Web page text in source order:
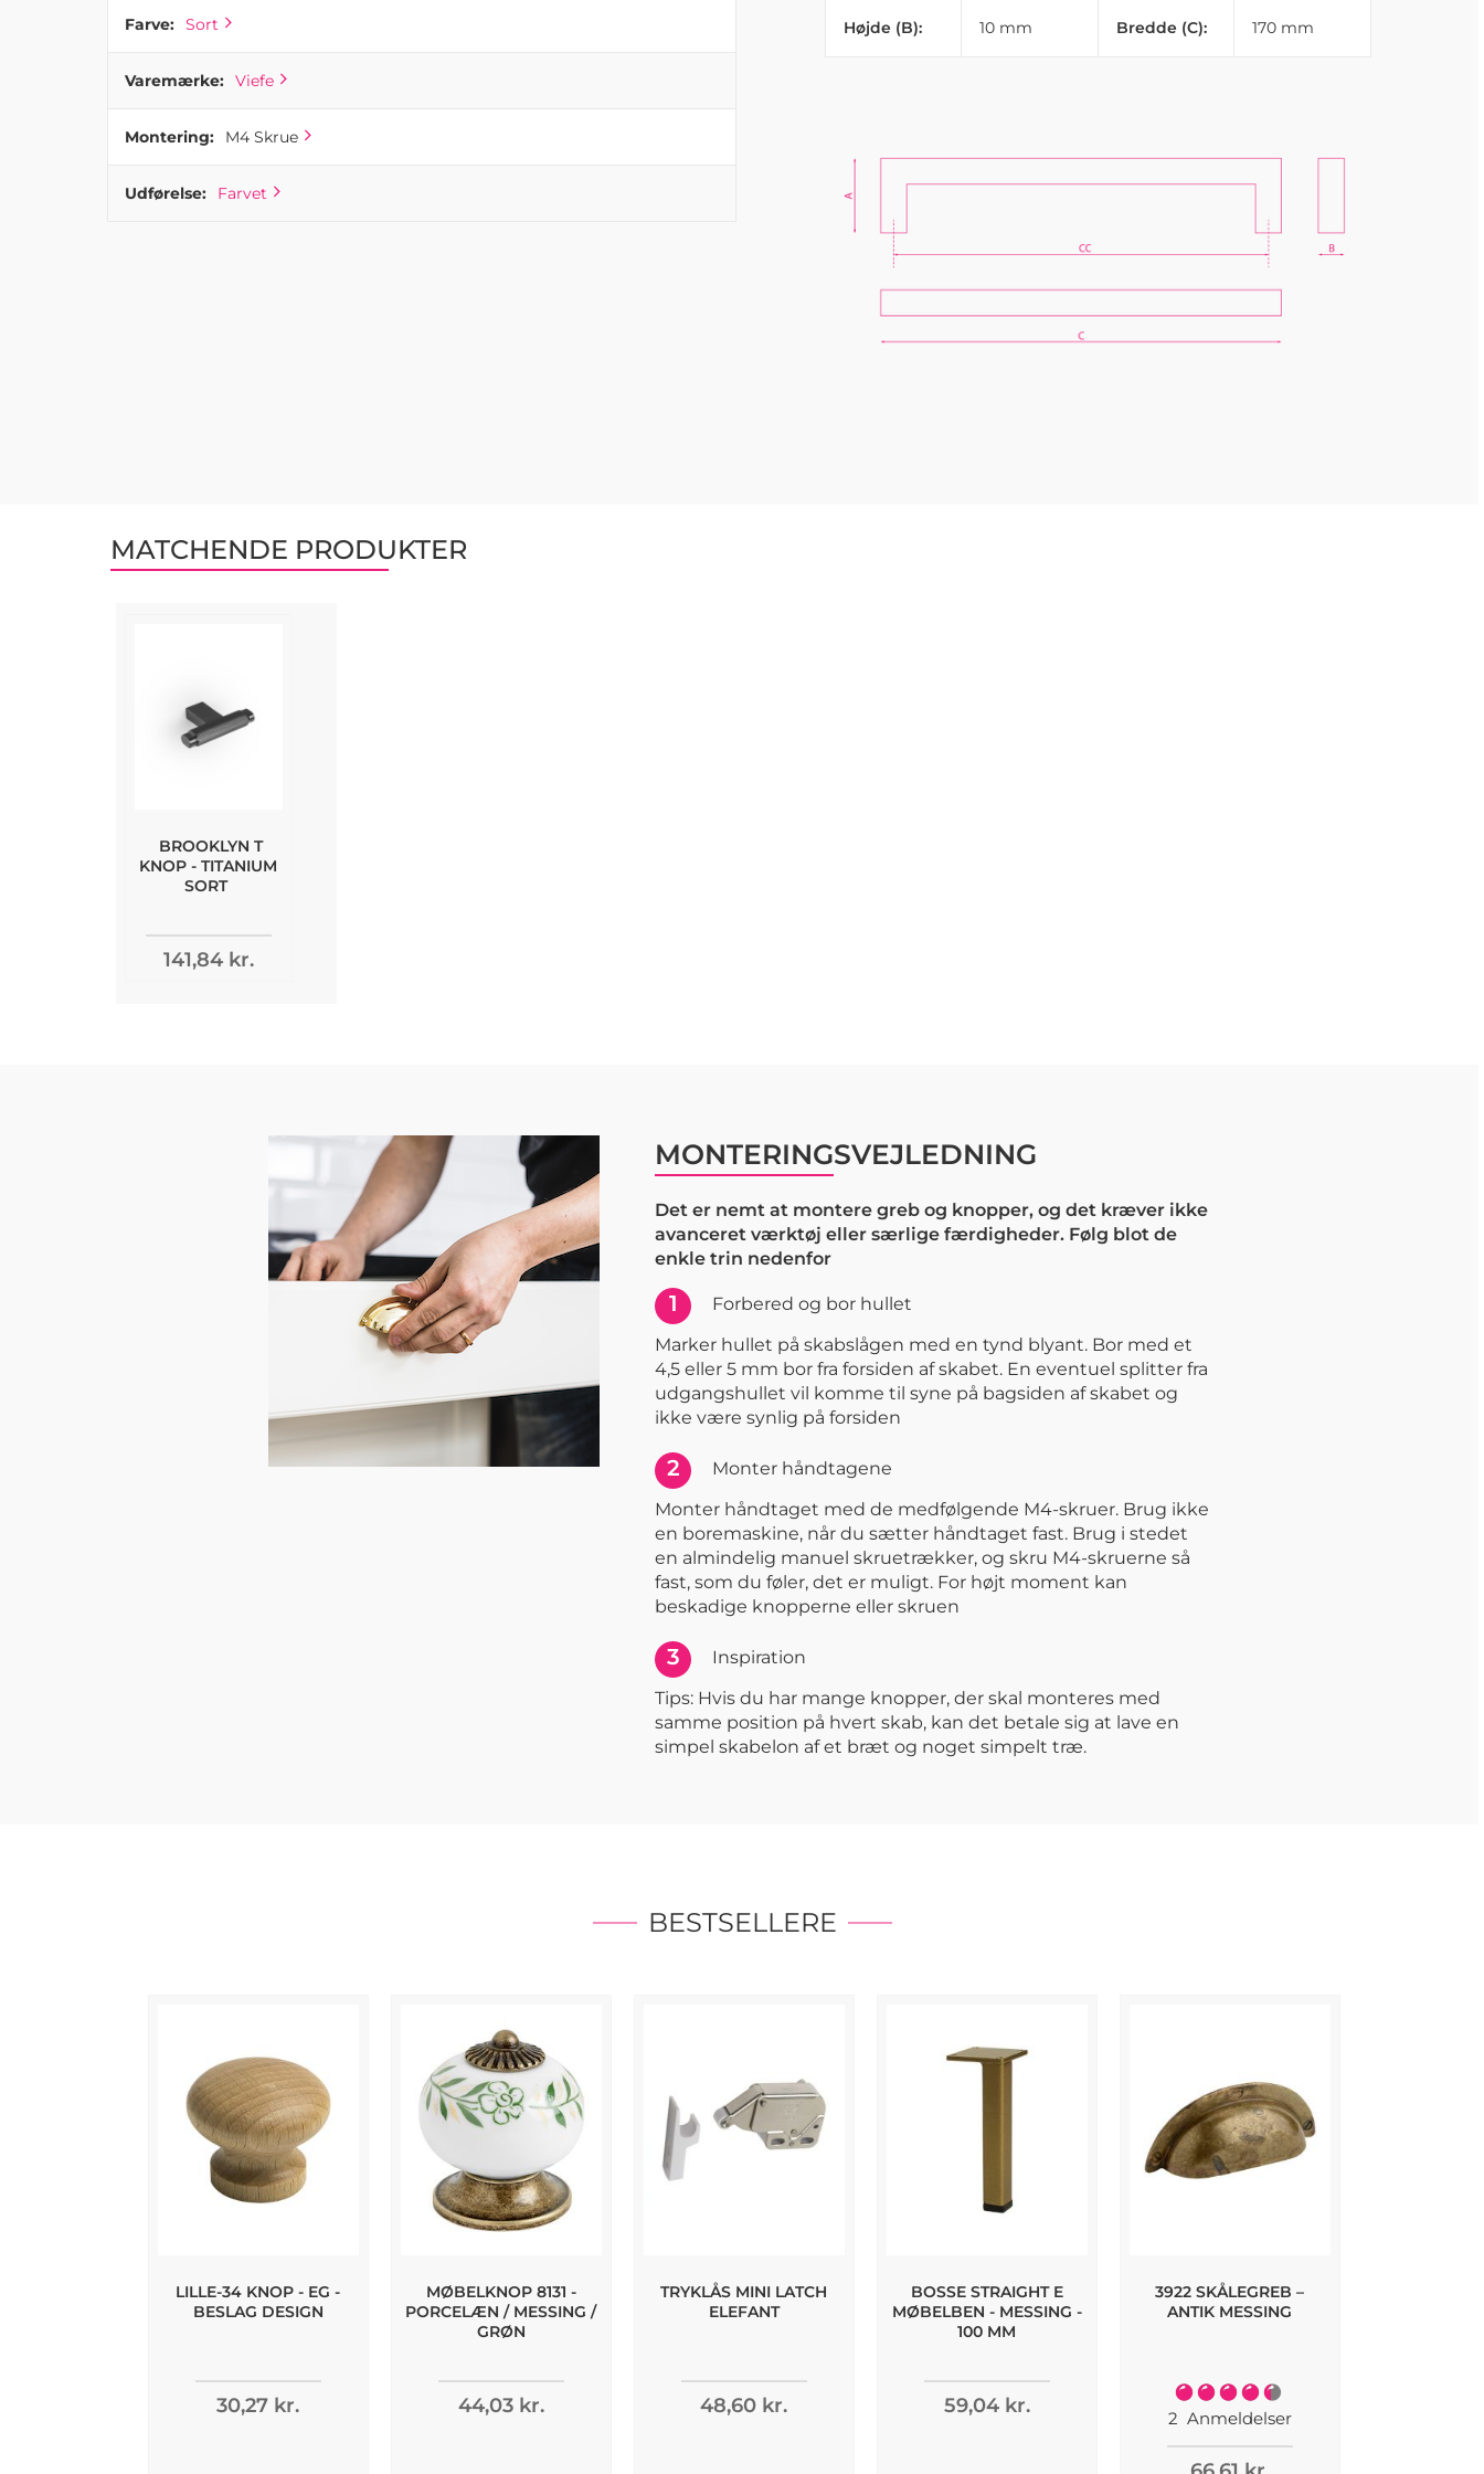
Farve: Sort
Varemærke: Viefe
Montering: M4 Skrue
Udførelse: Farvet
Højde (B): 10 mm Bredde (C): 170 mm
MATCHENDE PRODUKTER
BROOKLYN T
KNOP - TITANIUM
SORT
141,84 kr.
MONTERINGSVEJLEDNING
Det er nemt at montere greb og knopper, og det kræver ikke
avanceret værktøj eller særlige færdigheder. Følg blot de
enkle trin nedenfor
1
Forbered og bor hullet
Marker hullet på skabslågen med en tynd blyant. Bor med et
4,5 eller 5 mm bor fra forsiden af skabet. En eventuel splitter fra
udgangshullet vil komme til syne på bagsiden af skabet og
ikke være synlig på forsiden
2
Monter håndtagene
Monter håndtaget med de medfølgende M4-skruer. Brug ikke
en boremaskine, når du sætter håndtaget fast. Brug i stedet
en almindelig manuel skruetrækker, og skru M4-skruerne så
fast, som du føler, det er muligt. For højt moment kan
beskadige knopperne eller skruen
3
Inspiration
Tips: Hvis du har mange knopper, der skal monteres med
samme position på hvert skab, kan det betale sig at lave en
simpel skabelon af et bræt og noget simpelt træ.
BESTSELLERE
LILLE-34 KNOP - EG -
BESLAG DESIGN
30,27 kr.
MØBELKNOP 8131 -
PORCELÆN / MESSING /
GRØN
44,03 kr.
TRYKLÅS MINI LATCH
ELEFANT
48,60 kr.
BOSSE STRAIGHT E
MØBELBEN - MESSING -
100 MM
59,04 kr.
3922 SKÅLEGREB –
ANTIK MESSING
Bedømmelse:
90%
2 Anmeldelser